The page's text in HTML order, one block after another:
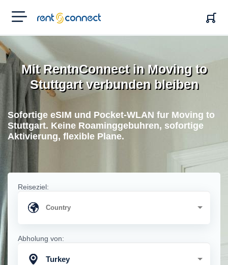
RENT'N
CONNECT
Mit RentnConnect in Moving to
Stuttgart verbunden bleiben
Sofortige eSIM und Pocket-WLAN fur Moving to
Stuttgart. Keine Roaminggebuhren, sofortige
Aktivierung, flexible Plane.
Reiseziel:
Abholung von:
Turkey